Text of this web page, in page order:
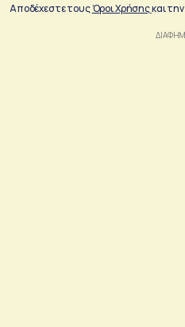
Αποδέχεστε τουςΌροι Χρήσηςκαι την